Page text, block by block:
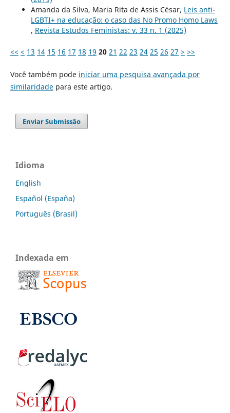
Amanda da Silva, Maria Rita de Assis César, Leis anti-
LGBTI+ na educação: o caso das No Promo Homo Laws
, Revista Estudos Feministas: v. 33 n. 1 (2025)
<< < 13 14 15 16 17 18 19 20 21 22 23 24 25 26 27 > >>
Você também pode iniciar uma pesquisa avançada por
similaridadepara este artigo.
Enviar Submissão
Idioma
English
Español (España)
Português (Brasil)
Indexada em